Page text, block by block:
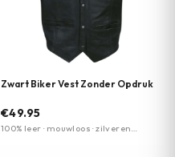
Zwart Biker Vest Zonder Opdruk
€49.95
100% leer · mouwloos · zilveren